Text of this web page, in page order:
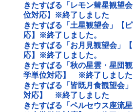
きたすばる「レモン彗星観望
位対応】※終了しました
きたすばる「土星観望会」【
応】※終了しました。
きたすばる「お月見観望会」
応】※終了しました。
きたすばる「秋の星雲・星団
学単位対応】 ※終了しました
きたすばる「皆既月食観望会
対応】 ※終了しました
きたすばる「ペルセウス座流